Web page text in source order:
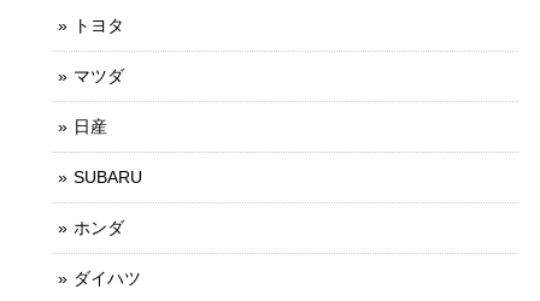
トヨタ
マツダ
日産
SUBARU
ホンダ
ダイハツ